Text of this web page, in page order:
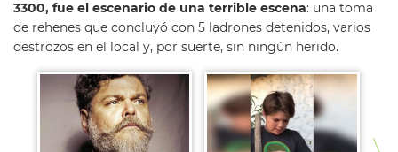
3300, fue el escenario de una terrible escena: una toma
de rehenes que concluyó con 5 ladrones detenidos, varios
destrozos en el local y, por suerte, sin ningún herido.